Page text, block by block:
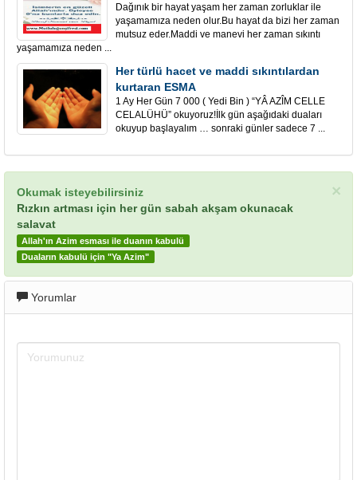
Dağınık bir hayat yaşam her zaman zorluklar ile
yaşamamıza neden olur.Bu hayat da bizi her zaman
mutsuz eder.Maddi ve manevi her zaman sıkıntı
yaşamamıza neden ...
Her türlü hacet ve maddi sıkıntılardan
kurtaran ESMA
1 Ay Her Gün 7 000 ( Yedi Bin ) “YÂ AZÎM CELLE
CELALÜHÜ” okuyoruz!İlk gün aşağıdaki duaları
okuyup başlayalım … sonraki günler sadece 7 ...
×
Okumak isteyebilirsiniz
Rızkın artması için her gün sabah akşam okunacak
salavat
Allah'ın Azim esması ile duanın kabulü
Duaların kabulü için "Ya Azim"
Yorumlar